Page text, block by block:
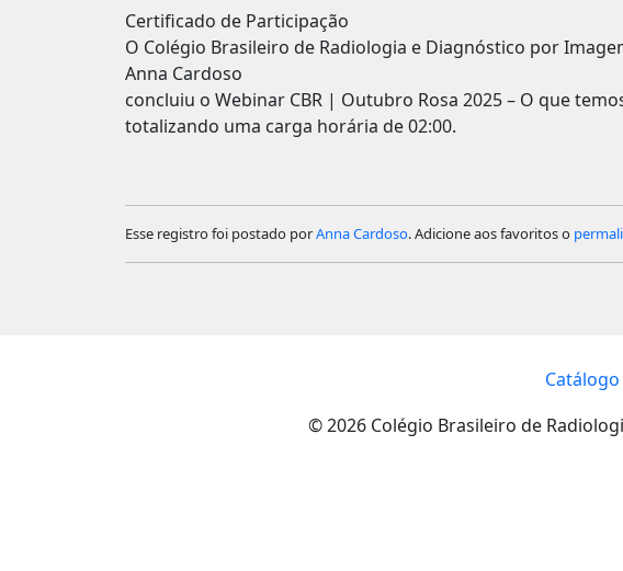
Certificado de Participação
O Colégio Brasileiro de Radiologia e Diagnóstico por
Anna Cardoso
concluiu o Webinar CBR | Outubro Rosa 2025 – O que
totalizando uma carga horária de 02:00.
Esse registro foi postado porAnna Cardoso. Adicione aos favoritos o
© 2026 Colégio Brasileiro de